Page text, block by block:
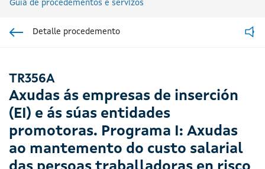
Guía de procedementos e servizos
Detalle procedemento
TR356A
Axudas ás empresas de inserción
(EI) e ás súas entidades
promotoras. Programa I: Axudas
ao mantemento do custo salarial